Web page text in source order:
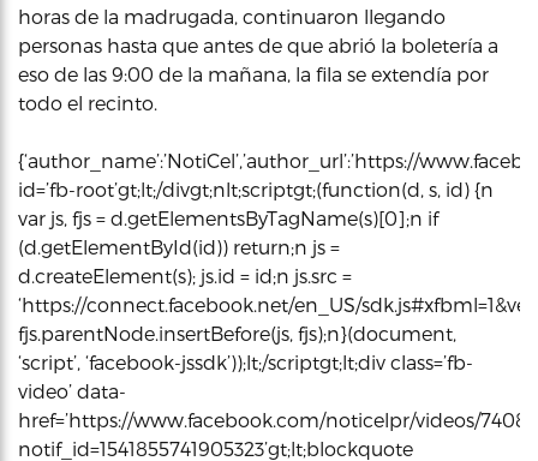
horas de la madrugada, continuaron llegando
personas hasta que antes de que abrió la boletería a
eso de las 9:00 de la mañana, la fila se extendía por
todo el recinto.
{‘author_name’:’NotiCel’,’author_url’:’https://
id=’fb-root’gt;lt;/divgt;nlt;scriptgt;(function(d, s, id) {n
var js, fjs = d.getElementsByTagName(s)[0];n if
(d.getElementById(id)) return;n js =
d.createElement(s); js.id = id;n js.src =
‘https://connect.facebook.net/en_US/
fjs.parentNode.insertBefore(js, fjs);n}(document,
‘script’, ‘facebook-jssdk’));lt;/scriptgt;lt;div class=’fb-
video’ data-
href=’https://www.facebook.com/noticelpr/videos/
notif_id=1541855741905323’gt;lt;blockquote